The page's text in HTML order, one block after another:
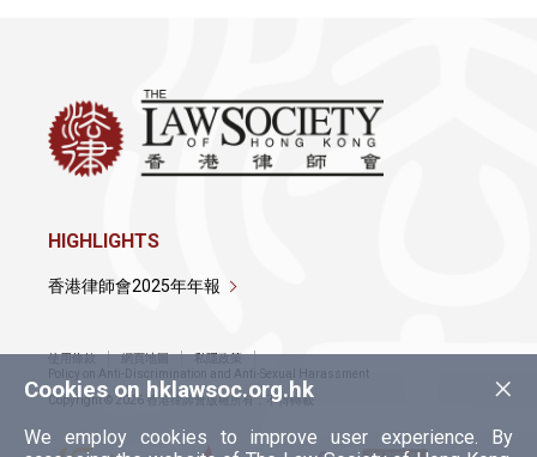
×
Cookies on hklawsoc.org.hk
We employ cookies to improve user experience. By
HIGHLIGHTS
香港律師會2025年年報
使用條款 網頁地圖
私隱政策
Policy on Anti-Discrimination and Anti-Sexual Harassment
Copyright © 2026 香港律師會版權所有，不得轉載